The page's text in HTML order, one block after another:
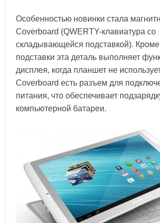
Особенностью новинки стала
Coverboard (QWERTY-клавиатура со
складывающейся подставкой).
подставки эта деталь выполняет
дисплея, когда планшет не
Coverboard есть разъем для
питания, что обеспечивает
компьютерной батареи.